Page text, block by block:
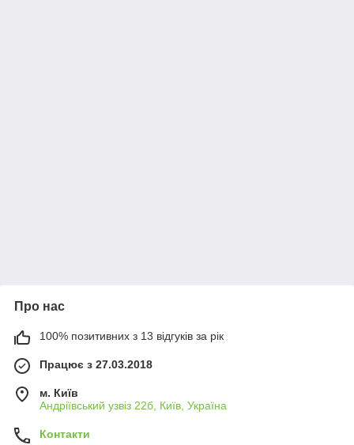
Про нас
100% позитивних з 13 відгуків за рік
Працює з 27.03.2018
м. Київ
Андріївський узвіз 22б, Київ, Україна
Контакти